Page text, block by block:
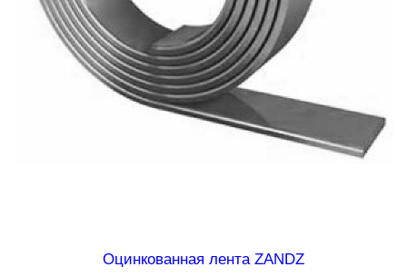
Оцинкованная лента ZANDZ